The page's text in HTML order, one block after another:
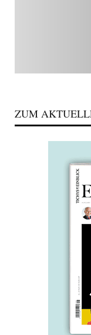
ZUM